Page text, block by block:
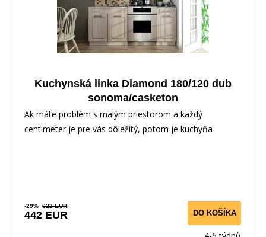
Kuchynská linka Diamond 180/120 dub
sonoma/casketon
Ak máte problém s malým priestorom a každý
centimeter je pre vás dôležitý, potom je kuchyňa
-29% 622 EUR
442 EUR DO KOŠÍKA